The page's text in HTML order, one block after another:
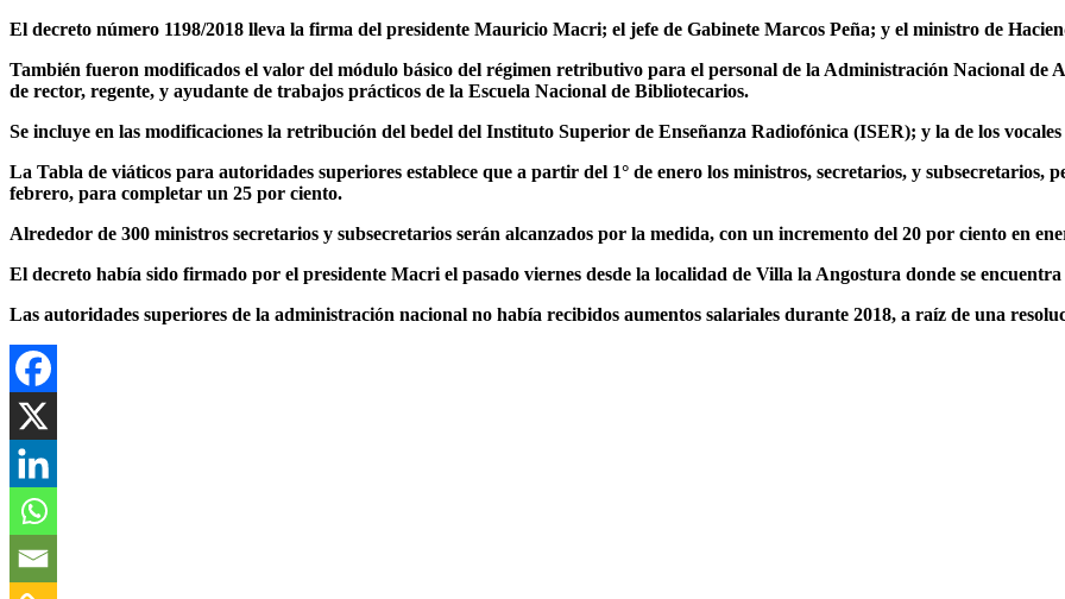
El decreto número 1198/2018 lleva la firma del presidente Mauricio Macri; el jefe de Gabinete Marcos Peña; y el ministro de
También fueron modificados el valor del módulo básico del régimen retributivo para el personal de la Administración Nacional de
de rector, regente, y ayudante de trabajos prácticos de la Escuela Nacional de Bibliotecarios.
Se incluye en las modificaciones la retribución del bedel del Instituto Superior de Enseñanza Radiofónica (ISER); y la de los
La Tabla de viáticos para autoridades superiores establece que a partir del 1° de enero los ministros, secretarios, y
febrero, para completar un 25 por ciento.
Alrededor de 300 ministros secretarios y subsecretarios serán alcanzados por la medida, con un incremento del 20 por ciento en
El decreto había sido firmado por el presidente Macri el pasado viernes desde la localidad de Villa la Angostura donde se
Las autoridades superiores de la administración nacional no había recibidos aumentos salariales durante 2018, a raíz de una